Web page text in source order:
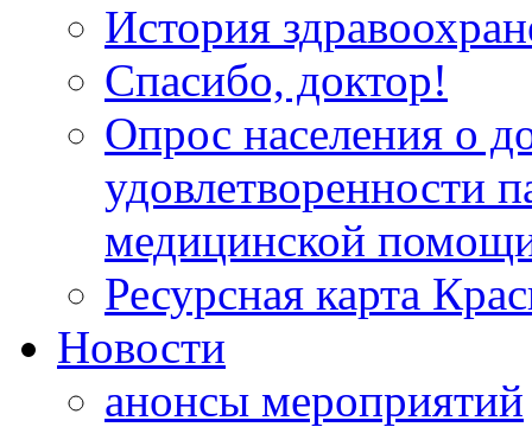
История
Спасибо, доктор!
Опрос населения о
удовлетворенности
медицинской
Ресурсная карта
Новости
анонсы мероприятий